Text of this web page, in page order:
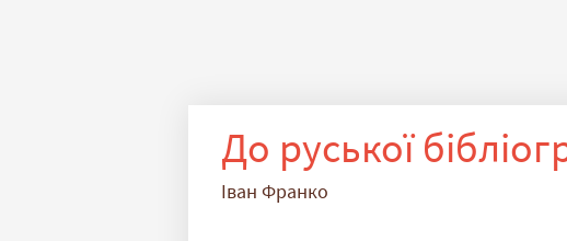
До руської
Іван Франко